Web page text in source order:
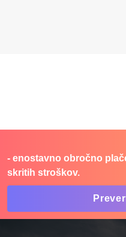
- enostavno obročno
skritih stroškov.